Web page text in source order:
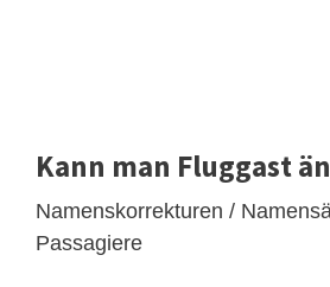
Kann man Fluggast
Namenskorrekturen /
Passagiere